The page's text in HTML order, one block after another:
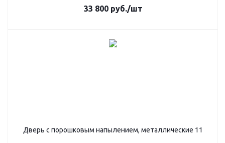
33 800руб./шт
Дверь с порошковым напылением, металлические 11